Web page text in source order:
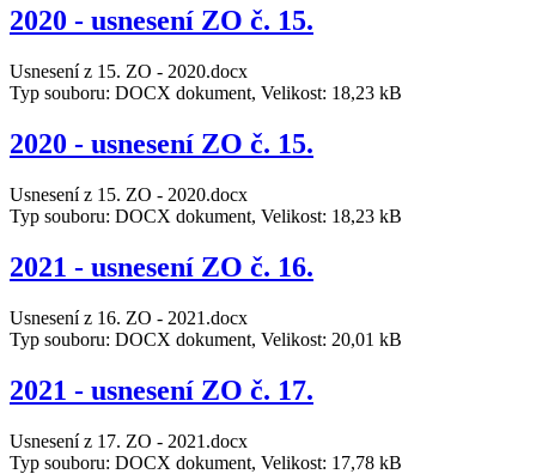
2020 - usnesení ZO č. 15.
Usnesení z 15. ZO - 2020.docx
Typ souboru: DOCX dokument, Velikost: 18,23 kB
2020 - usnesení ZO č. 15.
Usnesení z 15. ZO - 2020.docx
Typ souboru: DOCX dokument, Velikost: 18,23 kB
2021 - usnesení ZO č. 16.
Usnesení z 16. ZO - 2021.docx
Typ souboru: DOCX dokument, Velikost: 20,01 kB
2021 - usnesení ZO č. 17.
Usnesení z 17. ZO - 2021.docx
Typ souboru: DOCX dokument, Velikost: 17,78 kB